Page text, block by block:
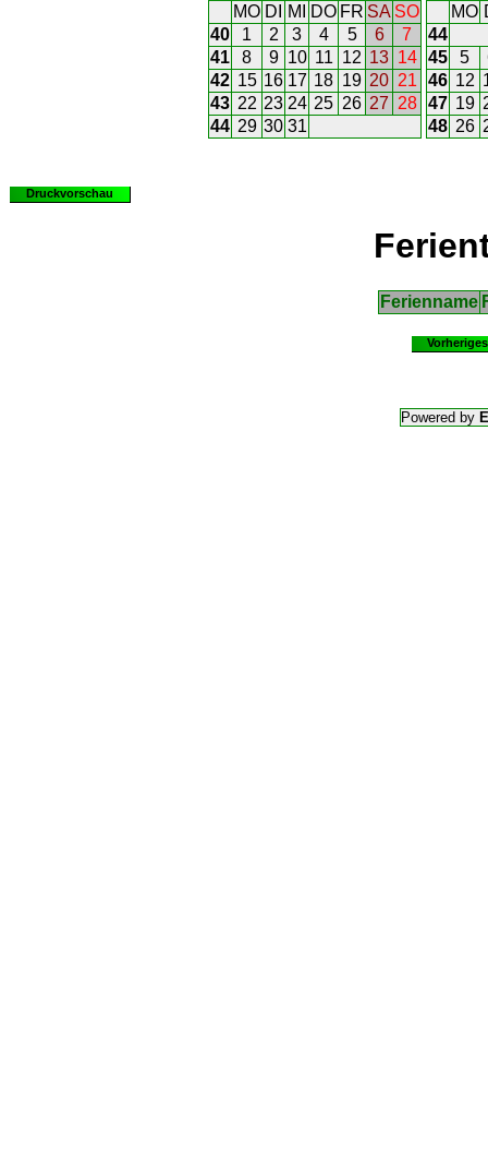
MO DI MI DO FR SA SO
40
1 2 3 4 5 6
7
41
8 9 10 11 12 13 14
42 15 16 17 18 19 20 21
43 22 23 24 25 26 27 28
44 29 30 31
MO
44
45
5
46 12
47 19
48 26
Druckvorschau
Ferienname
Powered by